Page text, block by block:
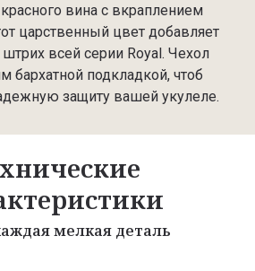
вина с вкраплением
царственный цвет добавляет
всей серии Royal. Чехол
подкладкой, чтоб
защиту вашей укулеле.
мелкая деталь